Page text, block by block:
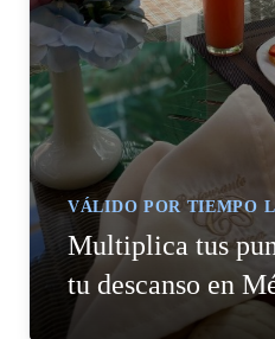
VÁLIDO POR TIEMPO
Multiplica tus
tu descanso en